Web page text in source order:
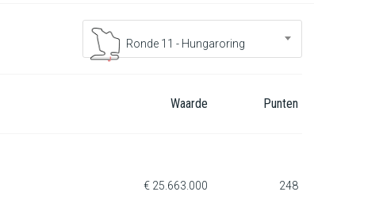
Ronde 11 - Hungaroring
Waarde Punten
€ 25.663.000 248